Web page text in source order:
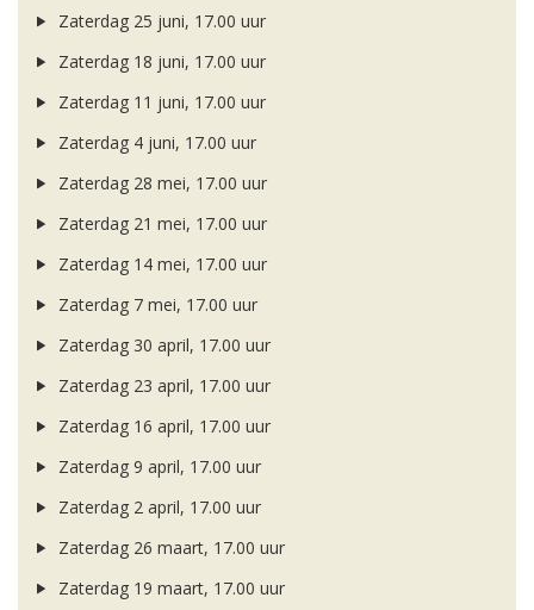
Zaterdag 25 juni, 17.00 uur
Zaterdag 18 juni, 17.00 uur
Zaterdag 11 juni, 17.00 uur
Zaterdag 4 juni, 17.00 uur
Zaterdag 28 mei, 17.00 uur
Zaterdag 21 mei, 17.00 uur
Zaterdag 14 mei, 17.00 uur
Zaterdag 7 mei, 17.00 uur
Zaterdag 30 april, 17.00 uur
Zaterdag 23 april, 17.00 uur
Zaterdag 16 april, 17.00 uur
Zaterdag 9 april, 17.00 uur
Zaterdag 2 april, 17.00 uur
Zaterdag 26 maart, 17.00 uur
Zaterdag 19 maart, 17.00 uur